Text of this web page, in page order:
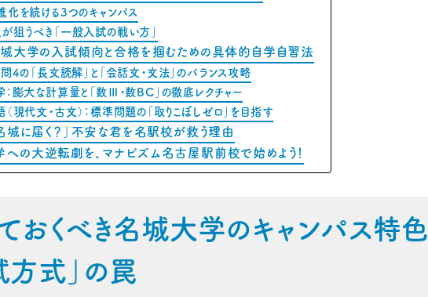
化を続ける3つのキャンパス
狙うべき「一般入試の戦い方」
大学の入試傾向と合格を掴むための具体的自学自習法
4の「長文読解」と「会話文・文法」のバランス攻略
膨大な計算量と「数Ⅲ・数BC」の徹底レクチャー
現代文・古文）：標準問題の「取りこぼしゼロ」を目指す
城に届く？」不安な君を名駅校が救う理由
への大逆転劇を、マナビズム名古屋駅前校で始めよう！
おくべき名城大学のキャンパス特色
方式」の罠